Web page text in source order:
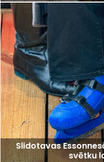
Slidotavas
svētku